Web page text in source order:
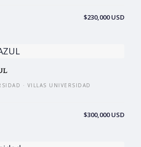
$230,000 USD
· VILLAS UNIVERSIDAD
$300,000 USD